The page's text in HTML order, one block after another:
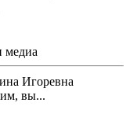
медиа
Игоревна
вы...